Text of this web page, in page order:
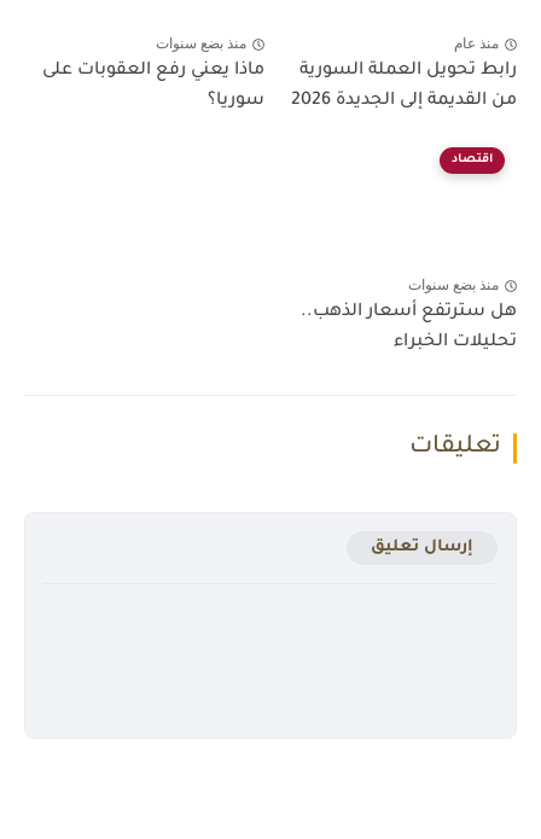
منذ عام
رابط تحويل العملة السورية
من القديمة إلى الجديدة 2026
منذ بضع سنوات
ماذا يعني رفع العقوبات على
سوريا؟
اقتصاد
منذ بضع سنوات
هل سترتفع أسعار الذهب..
تحليلات الخبراء
تعليقات
إرسال تعليق